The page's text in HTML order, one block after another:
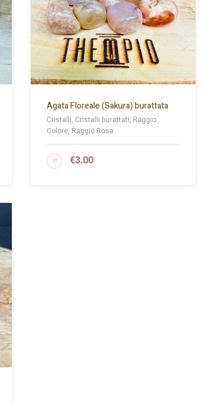
Agata Floreale (Sakura) burattata
Cristalli, Cristalli burattati, Raggio
Colore, Raggio Rosa
€3.00
AGGIUNGI AL CARRELLO